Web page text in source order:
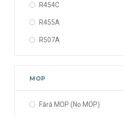
R454C
R455A
R507A
MOP
Fără MOP (No MOP)